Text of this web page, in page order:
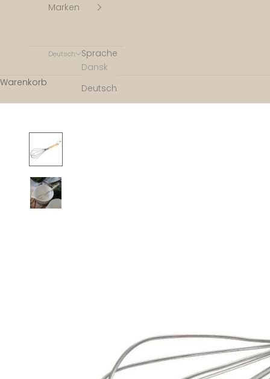
Marken
Deutsch
Sprache
Dansk
Deutsch
Warenkorb